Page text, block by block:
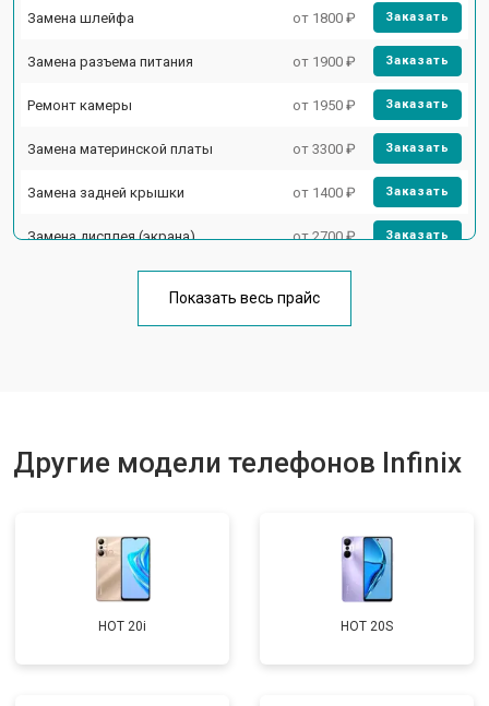
Замена шлейфа от 1800 ₽ Заказать
Замена разъема питания от 1900 ₽ Заказать
Ремонт камеры от 1950 ₽ Заказать
Замена материнской платы от 3300 ₽ Заказать
Замена задней крышки от 1400 ₽ Заказать
Замена дисплея (экрана) от 2700 ₽ Заказать
Замена кнопки включения от 1750 ₽
Показать весь прайс
Другие модели телефонов Infinix
HOT 20i HOT 20S